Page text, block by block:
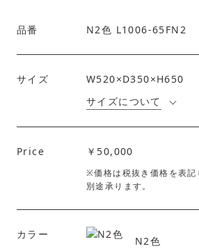
品番 N2色 L1006-65FN2
サイズ
W520×D350×H650
サイズについて
Price ￥50,000
※価格は税抜き価格を表記
別途承ります。
カラー
N2色